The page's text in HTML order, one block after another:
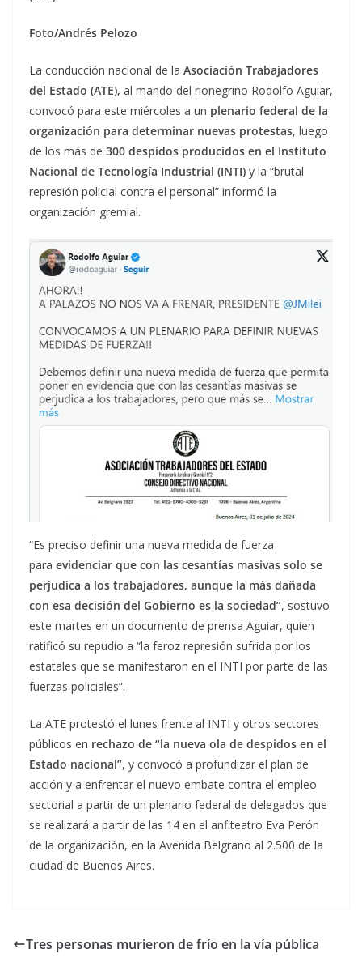
Foto/Andrés Pelozo
La conducción nacional de la Asociación Trabajadores
del Estado (ATE), al mando del rionegrino Rodolfo Aguiar,
convocó para este miércoles a un plenario federal de la
organización para determinar nuevas protestas, luego
de los más de 300 despidos producidos en el Instituto
Nacional de Tecnología Industrial (INTI) y la “brutal
represión policial contra el personal” informó la
organización gremial.
“Es preciso definir una nueva medida de fuerza
para evidenciar que con las cesantías masivas solo se
perjudica a los trabajadores, aunque la más dañada
con esa decisión del Gobierno es la sociedad”, sostuvo
este martes en un documento de prensa Aguiar, quien
ratificó su repudio a “la feroz represión sufrida por los
estatales que se manifestaron en el INTI por parte de las
fuerzas policiales”.
La ATE protestó el lunes frente al INTI y otros sectores
públicos en rechazo de “la nueva ola de despidos en el
Estado nacional”, y convocó a profundizar el plan de
acción y a enfrentar el nuevo embate contra el empleo
sectorial a partir de un plenario federal de delegados que
se realizará a partir de las 14 en el anfiteatro Eva Perón
de la organización, en la Avenida Belgrano al 2.500 de la
ciudad de Buenos Aires.
Tres personas murieron de frío en la vía pública